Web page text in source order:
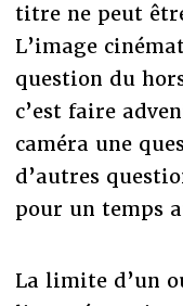
titre ne peut
L’image
question du
c’est faire
caméra une
d’autres
pour un temps
La limite d’un